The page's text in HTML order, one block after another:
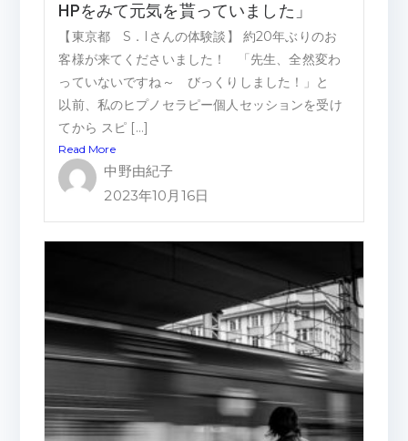
HPをみて元気を貰っていました」
【東京都 S．Iさんの体験談】 約20年ぶりのお
客様が来てくださいました！ 「先生、全然変わ
っていないですね～ びっくりしました！」と
以前、私のヒプノセラピー個人セッションを受け
てから スピ […]
Read More
中野由紀子
2023年10月16日